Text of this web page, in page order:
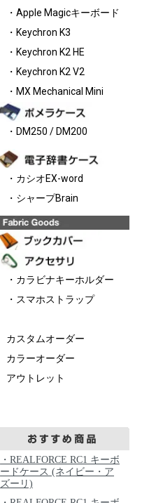
・Apple Magicキーボード
・Keychron K3
・Keychron K2 HE
・Keychron K2 V2
・MX Mechanical Mini
・DM250 / DM200
・カシオEX-word
・シャープBrain
・カラビナキーホルダー
・スマホストラップ
カスタムオーダー
カラーオーダー
アウトレット
・REALFORCE RC1 キーボ
ードケース (ネイビー・ア
ズーリ)